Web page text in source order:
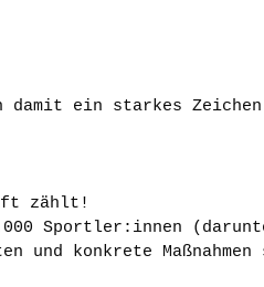
damit ein starkes
zählt!
Sportler:innen
und konkrete